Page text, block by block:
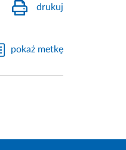
drukuj
pokaż metkę